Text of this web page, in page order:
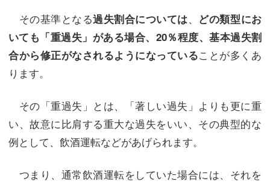
その基準となる過失割合については、 どの類型にお
いても「重過失」がある場合、20％程度、基本過失割
合から修正がなされるようになっていることが多くあ
ります。
その「重過失」とは、「著しい過失」よりも更に重
い、故意に比肩する重大な過失をいい、その典型的な
例として、飲酒運転などがあげられます。
つまり、通常飲酒運転をしていた場合には、それを